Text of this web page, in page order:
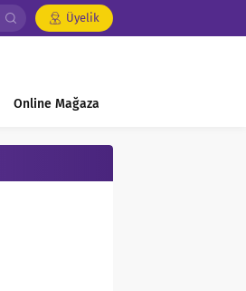
Üyelik
Online Mağaza